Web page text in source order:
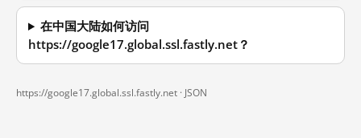
在中国大陆如何访问
https://google17.global.ssl.fastly.net？
https://google17.global.ssl.fastly.net · JSON